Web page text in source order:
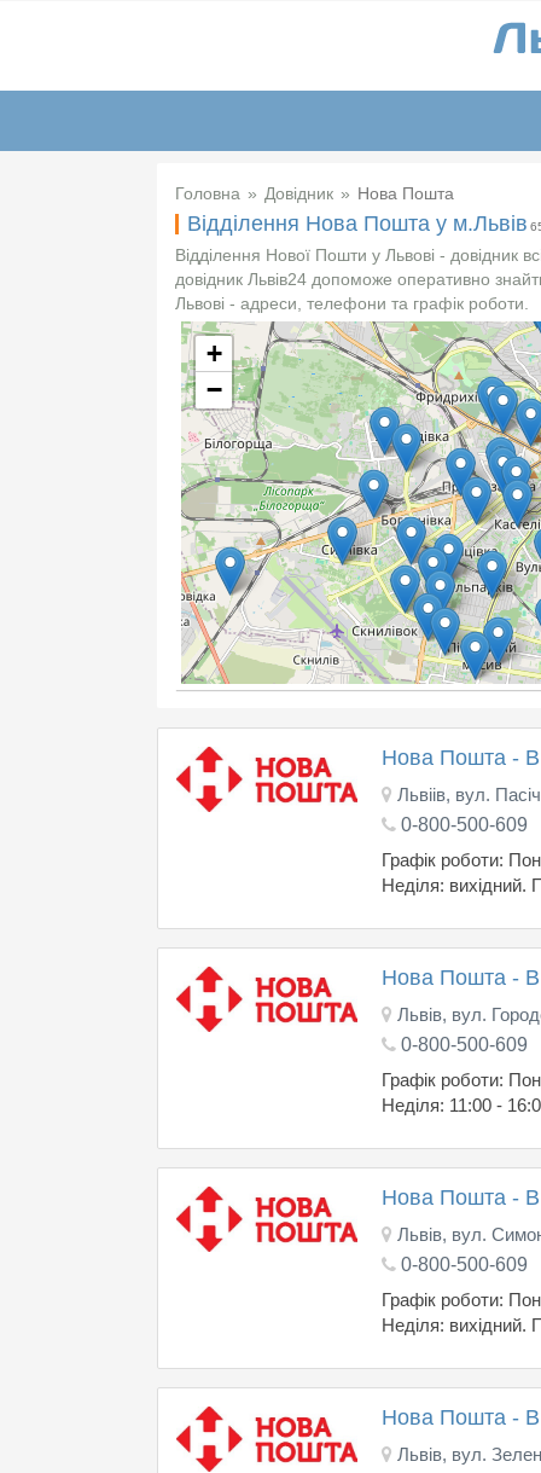
Головна Довідник Нова Пошта
Відділення Нова Пошта у м.Львів
Відділення Нової Пошти у Львові - довідник
довідник Львів24 допоможе оперативно
Львові - адреси, телефони та графік роботи.
+
−
Нова Пошта -
Львіів, вул.
0-800-500-609
Графік роботи:
Неділя: вихідний.
Нова Пошта -
Львів, вул.
0-800-500-609
Графік роботи:
Неділя: 11:00 -
Нова Пошта -
Львів, вул.
0-800-500-609
Графік роботи:
Неділя: вихідний.
Нова Пошта -
Львів, вул.